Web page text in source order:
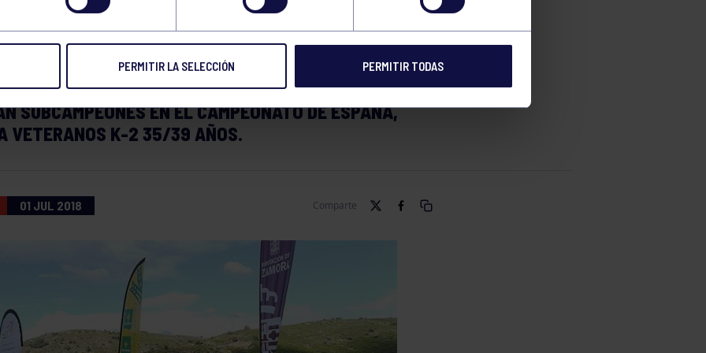
PERMITIR LA SELECCIÓN PERMITIR TODAS
PALISTAS BORJA PRIETO Y ÁLVARO GALLINAL SE
SUBCAMPEONES EN EL CAMPEONATO DE ESPAÑA,
VETERANOS K-2 35/39 AÑOS.
01 JUL 2018 Comparte